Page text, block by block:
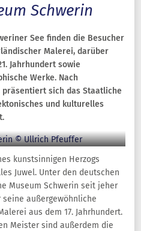
Schwerin
See finden die Besucher
Malerei, darüber
Jahrhundert sowie
Werke. Nach
sich das Staatliche
und kulturelles
kunstsinnigen Herzogs
Juwel. Unter den deutschen
Museum Schwerin seit jeher
außergewöhnliche
aus dem 17. Jahrhundert.
Meister sind außerdem die